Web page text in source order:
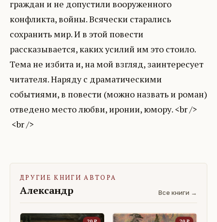
граждан и не допустили вооруженного
конфликта, войны. Всячески старались
сохранить мир. И в этой повести
рассказывается, каких усилий им это стоило.
Тема не избита и, на мой взгляд, заинтересует
читателя. Наряду с драматическими
событиями, в повести (можно назвать и роман)
отведено место любви, иронии, юмору. <br />
ДРУГИЕ КНИГИ АВТОРА
Александр Все книги →